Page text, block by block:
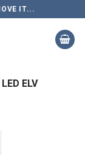
IT...
ELV